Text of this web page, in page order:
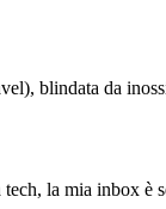
blindata da
la mia inbox è